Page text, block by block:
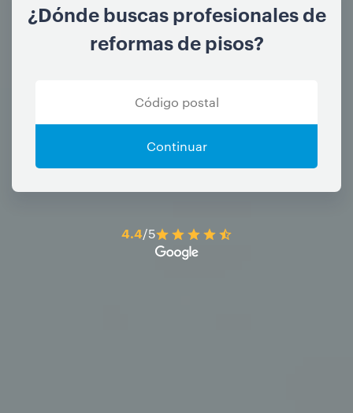
¿Dónde buscas profesionales de
reformas de pisos?
Continuar
4.4/5